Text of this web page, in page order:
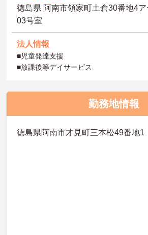
徳島県 阿南市領家町土倉30番地4
03号室
法人情報
■児童発達支援
■放課後等デイサービス
勤務地情報
徳島県阿南市才見町三本松49番地1